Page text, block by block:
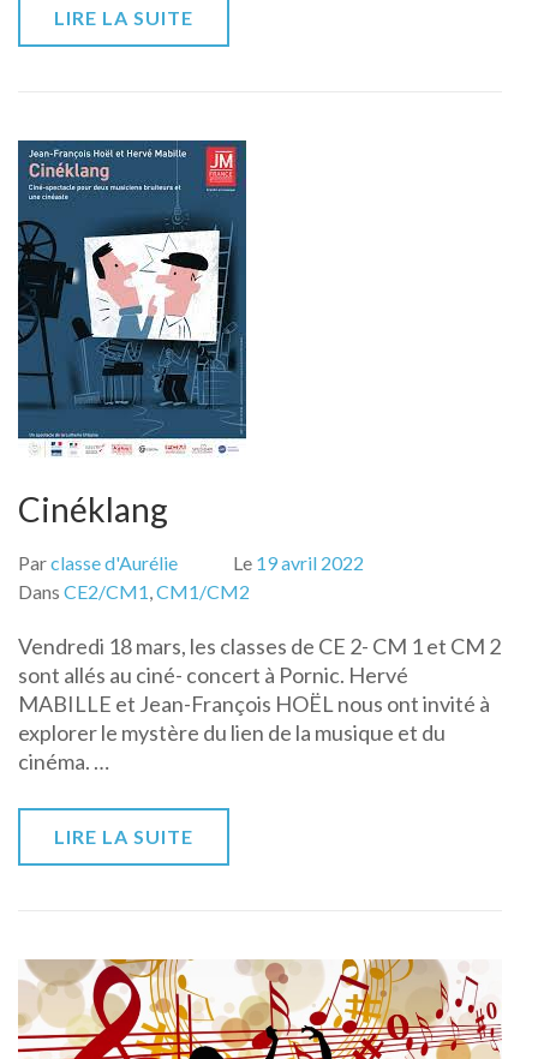
LIRE LA SUITE
Cinéklang
Parclasse d'Aurélie Le 19 avril 2022
Dans CE2/CM1,CM1/CM2
Vendredi 18 mars, les classes de CE 2- CM 1 et CM 2
sont allés au ciné- concert à Pornic. Hervé
MABILLE et Jean-François HOËL nous ont invité à
explorer le mystère du lien de la musique et du
cinéma. …
LIRE LA SUITE